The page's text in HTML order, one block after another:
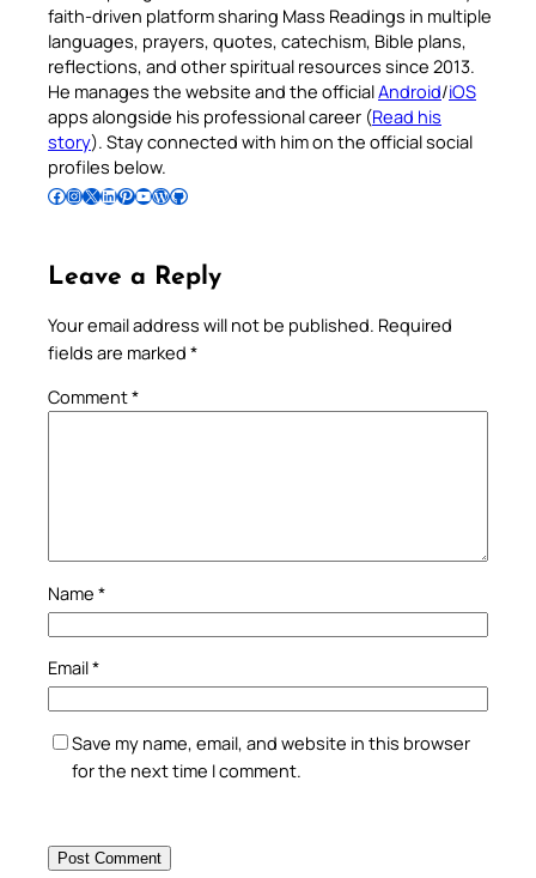
faith-driven platform sharing Mass Readings in multiple
languages, prayers, quotes, catechism, Bible plans,
reflections, and other spiritual resources since 2013.
He manages the website and the officialAndroid/iOS
apps alongside his professional career (Read his
story). Stay connected with him on the official social
profiles below.
Follow Pradeep on Facebook Follow Pradeep on InstagramFollow Pradeep on X Follow Pradeep on LinkedIn Follow Pradeep on Pinterest Subscribe to Pradeep’s Youtube Channel Follow Pradeep on WordPress Follow Pradeep on GitHub
Leave a Reply
Your email address will not be published. Required
fields are marked *
Comment*
Name *
Email*
Save my name, email, and website in this browser
for the next time I comment.